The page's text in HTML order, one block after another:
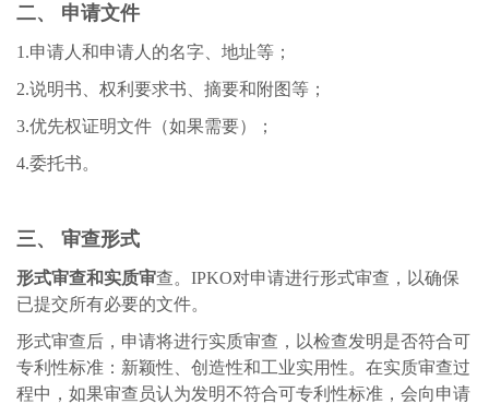
二、 申请文件
1.申请人和申请人的名字、地址等；
2.说明书、权利要求书、摘要和附图等；
3.优先权证明文件（如果需要）；
4.委托书。
三、 审查形式
形式审查和实质审查。 IPKO对申请进行形式审查，以确保
已提交所有必要的文件。
形式审查后，申请将进行实质审查，以检查发明是否符合可
专利性标准：新颖性、创造性和工业实用性。在实质审查过
程中，如果审查员认为发明不符合可专利性标准，会向申请